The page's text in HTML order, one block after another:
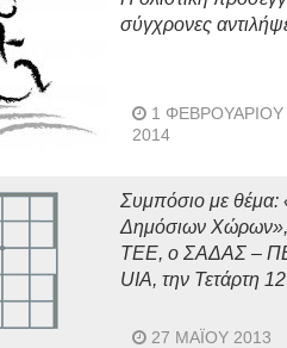
σύγχρονες
1 ΦΕΒΡΟΥΑΡΊΟΥ
2014
Συμπόσιο με θέμα:
Δημόσιων Χώρων»,
ΤΕΕ, ο ΣΑΔΑΣ –
UIA, την Τετάρτη
27 ΜΑΪ́ΟΥ 2013